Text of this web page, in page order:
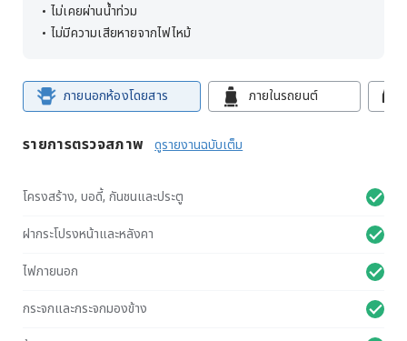
ไม่เคยผ่านน้ำท่วม
ไม่มีความเสียหายจากไฟไหม้
ภายนอกห้องโดยสาร ภายในรถยนต์
รายการตรวจสภาพ ดูรายงานฉบับเต็ม
โครงสร้าง, บอดี้, กันชนและประตู
ฝากระโปรงหน้าและหลังคา
ไฟภายนอก
กระจกและกระจกมองข้าง